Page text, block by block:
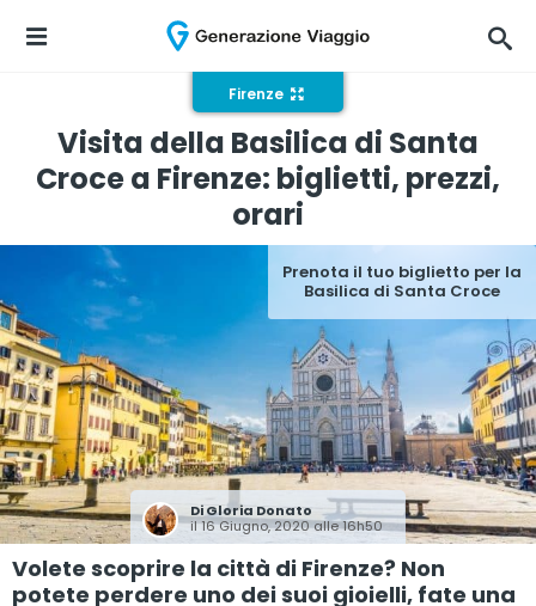
Firenze
Visita della Basilica di Santa
Croce a Firenze: biglietti, prezzi,
orari
DiGloria Donato
il 16 Giugno, 2020 alle 16h50
Prenota il tuo biglietto per la
Basilica di Santa Croce
Volete scoprire la città di Firenze? Non
potete perdere uno dei suoi gioielli, fate una